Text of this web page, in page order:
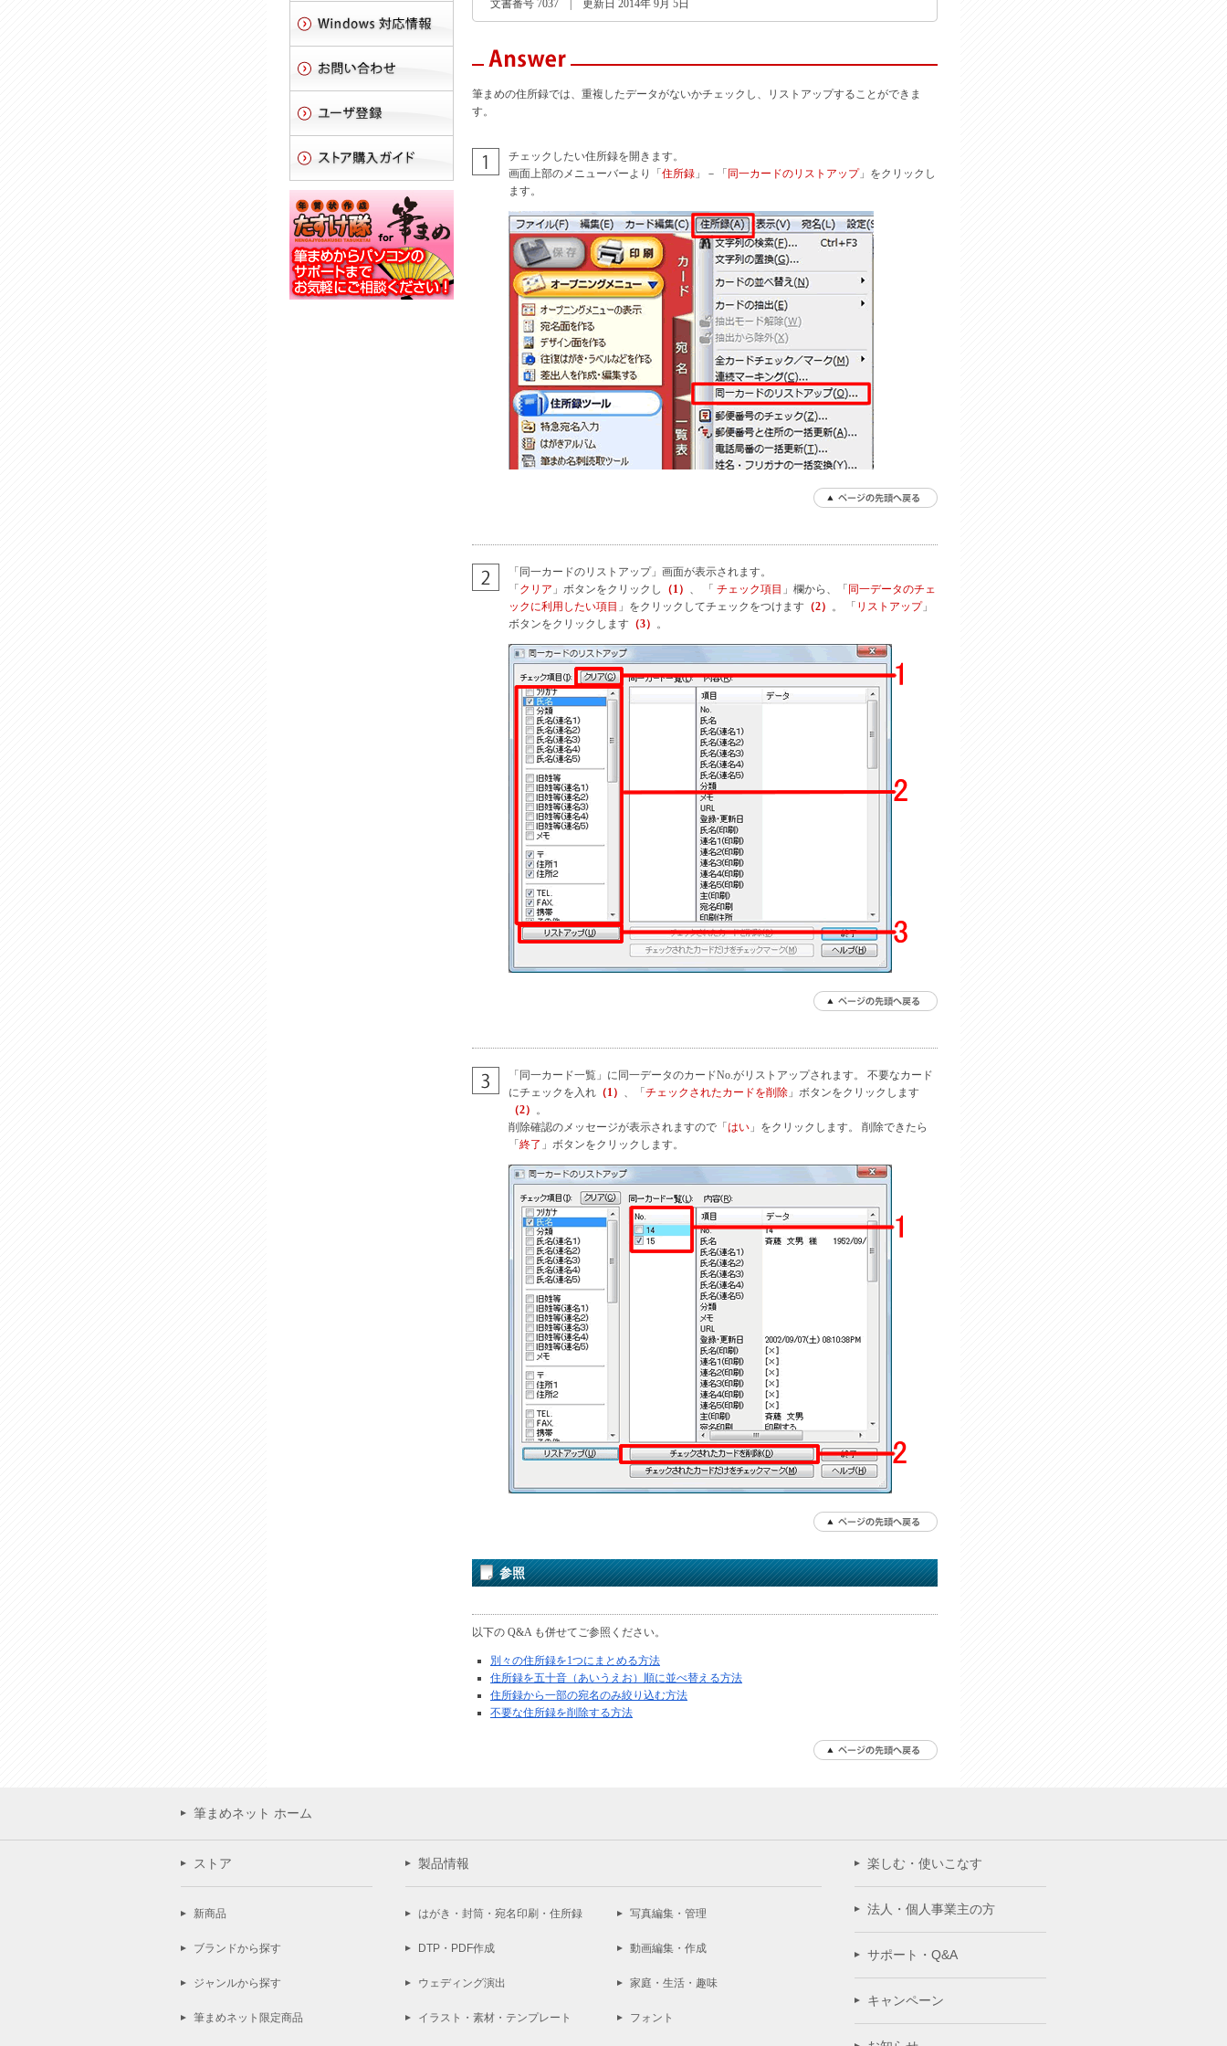
文書番号 7037 | 更新日 2014年 9月 5日
筆まめの住所録では、重複したデータがないかチェックし、リストアップすることができま
す。
チェックしたい住所録を開きます。
画面上部のメニューバーより「 住所録 」－「 同一カードのリストアップ」をクリックし
ます。
「同一カードのリストアップ」画面が表示されます。
「 クリア 」ボタンをクリックし （1） 、 「 チェック項目 」欄から、「 同一データのチェ
ックに利用したい項目 」をクリックしてチェックをつけます （2） 。 「 リストアップ」
ボタンをクリックします （3） 。
「同一カード一覧」に同一データのカードNo.がリストアップされます。 不要なカード
にチェックを入れ （1） 、「 チェックされたカードを削除 」ボタンをクリックします
（2） 。
削除確認のメッセージが表示されますので「 はい 」をクリックします。 削除できたら
「 終了 」ボタンをクリックします。
参照
以下の Q&A も併せてご参照ください。
別々の住所録を1つにまとめる方法
住所録を五十音（あいうえお）順に並べ替える方法
住所録から一部の宛名のみ絞り込む方法
不要な住所録を削除する方法
筆まめネット ホーム
ストア
新商品
ブランドから探す
ジャンルから探す
筆まめネット限定商品
製品情報
はがき・封筒・宛名印刷・住所録 写真編集・管理
DTP・PDF作成 動画編集・作成
ウェディング演出 家庭・生活・趣味
イラスト・素材・テンプレート フォント
楽しむ・使いこなす
法人・個人事業主の方
サポート・Q&A
キャンペーン